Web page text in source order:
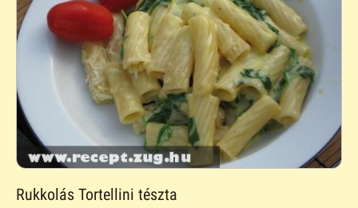
Rukkolás Tortellini tészta